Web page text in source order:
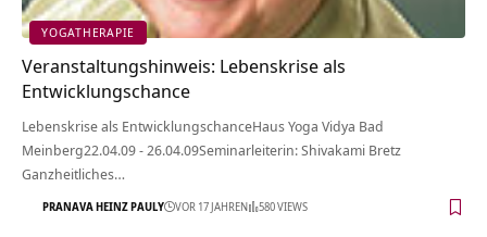
YOGATHERAPIE
Veranstaltungshinweis: Lebenskrise als
Entwicklungschance
Lebenskrise als EntwicklungschanceHaus Yoga Vidya Bad
Meinberg22.04.09 - 26.04.09Seminarleiterin: Shivakami Bretz
Ganzheitliches…
PRANAVA HEINZ PAULY VOR 17 JAHREN 580 VIEWS